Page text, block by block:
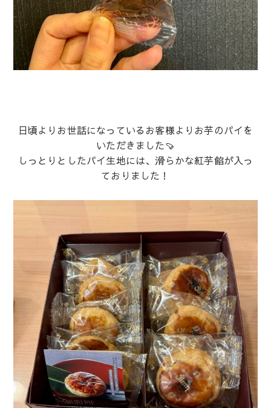
日頃よりお世話になっているお客様よりお芋のパイを
いただきました🍠
しっとりとしたパイ生地には、滑らかな紅芋餡が入っ
ておりました！